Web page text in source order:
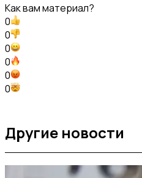
Как вам материал?
0
0
0
0
0
0
Другие новости